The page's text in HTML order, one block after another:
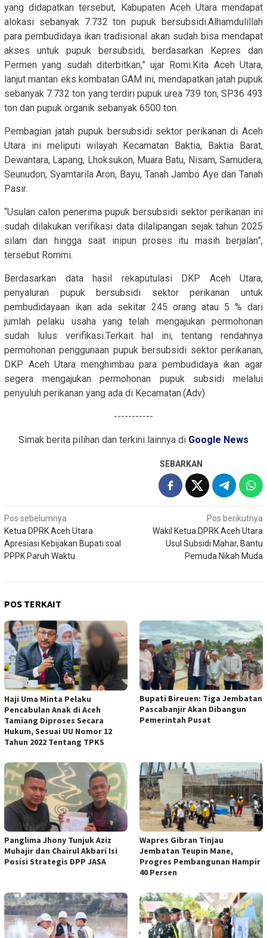
yang didapatkan tersebut, Kabupaten Aceh Utara mendapat
alokasi sebanyak 7.732 ton pupuk bersubsidi.Alhamdulillah
para pembudidaya ikan tradisional akan sudah bisa mendapat
akses untuk pupuk bersubsidi, berdasarkan Kepres dan
Permen yang sudah diterbitkan,” ujar Romi.Kita Aceh Utara,
lanjut mantan eks kombatan GAM ini, mendapatkan jatah pupuk
sebanyak 7.732 ton yang terdiri pupuk urea 739 ton, SP36 493
ton dan pupuk organik sebanyak 6500 ton.
Pembagian jatah pupuk bersubsidi sektor perikanan di Aceh
Utara ini meliputi wilayah Kecamatan Baktia, Baktia Barat,
Dewantara, Lapang, Lhoksukon, Muara Batu, Nisam, Samudera,
Seunudon, Syamtarila Aron, Bayu, Tanah Jambo Aye dan Tanah
Pasir.
“Usulan calon penerima pupuk bersubsidi sektor perikanan ini
sudah dilakukan verifikasi data dilalipangan sejak tahun 2025
silam dan hingga saat inipun proses itu masih berjalan”,
tersebut Rommi.
Berdasarkan data hasil rekaputulasi DKP Aceh Utara,
penyaluran pupuk bersubsidi sektor perikanan untuk
pembudidayaan ikan ada sekitar 245 orang atau 5 % dari
jumlah pelaku usaha yang telah mengajukan permohonan
sudah lulus verifikasi.Terkait hal ini, tentang rendahnya
permohonan penggunaan pupuk bersubsidi sektor perikanan,
DKP Aceh Utara menghimbau para pembudidaya ikan agar
segera mengajukan permohonan pupuk subsidi melalui
penyuluh perikanan yang ada di Kecamatan.(Adv)
-----------
Simak berita pilihan dan terkini lainnya di Google News
SEBARKAN
Navigasi
pos
Pos sebelumnya
Ketua DPRK Aceh Utara
Apresiasi Kebijakan Bupati soal
PPPK Paruh Waktu
Pos berikutnya
Wakil Ketua DPRK Aceh Utara
Usul Subsidi Mahar, Bantu
Pemuda Nikah Muda
POS TERKAIT
Haji Uma Minta Pelaku
Pencabulan Anak di Aceh
Tamiang Diproses Secara
Hukum, Sesuai UU Nomor 12
Tahun 2022 Tentang TPKS
Bupati Bireuen: Tiga Jembatan
Pascabanjir Akan Dibangun
Pemerintah Pusat
Panglima Jhony Tunjuk Aziz
Muhajir dan Chairul Akbari Isi
Posisi Strategis DPP JASA
Wapres Gibran Tinjau
Jembatan Teupin Mane,
Progres Pembangunan Hampir
40 Persen